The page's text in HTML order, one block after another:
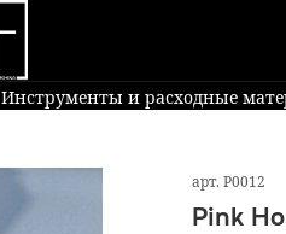
Инструменты и расходные
арт. Р0012
Pink